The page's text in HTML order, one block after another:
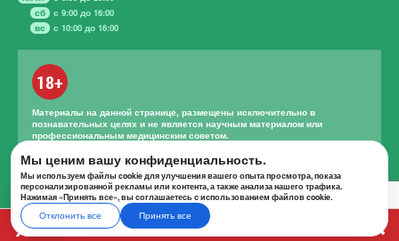
сб
с 9:00 до 16:00
вс
с 10:00 до 16:00
18+
Материалы на данной странице, размещены исключительно в
познавательных целях и не является научным материалом или
профессиональным медицинским советом.
Правильное лечение и назначение лекарственных средств может
проводиться только квалифицированным специалистом с учетом
проведенной диагностики и истории болезни.
А К Ц И И
Мы ценим вашу конфиденциальность.
Мы используем файлы cookie для улучшения вашего опыта просмотра, показа
персонализированной рекламы или контента, а также анализа нашего трафика.
Нажимая «Принять все», вы соглашаетесь с использованием файлов cookie.
Отклонить все Принять все